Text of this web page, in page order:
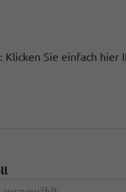
Sie einfach hier